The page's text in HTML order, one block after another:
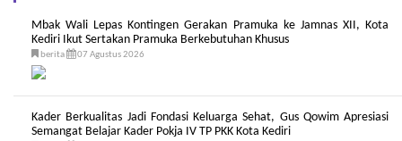
Mbak Wali Lepas Kontingen Gerakan Pramuka ke Jamnas XII, Kota
Kediri Ikut Sertakan Pramuka Berkebutuhan Khusus
berita 07 Agustus 2026
Kader Berkualitas Jadi Fondasi Keluarga Sehat, Gus Qowim Apresiasi
Semangat Belajar Kader Pokja IV TP PKK Kota Kediri